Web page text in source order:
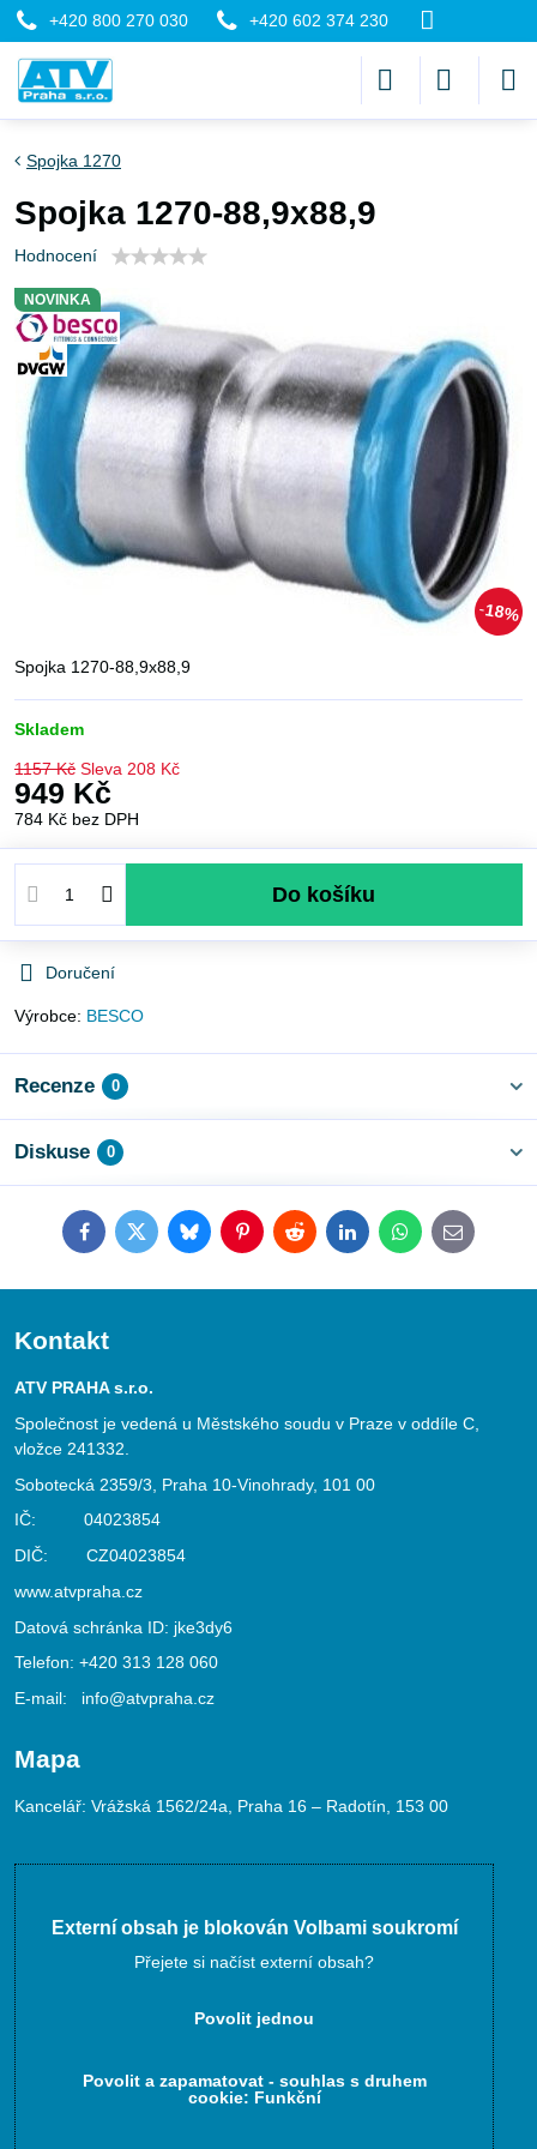
+420 800 270 030 +420 602 374 230
NOVINKA
18%
Spojka 1270
Spojka 1270-88,9x88,9
Hodnocení
Spojka 1270-88,9x88,9
Skladem
1157 Kč Sleva 208 Kč
949 Kč
784 Kč bez DPH
Do košíku
Doručení
Výrobce: BESCO
Recenze 0
Diskuse 0
FacebookTwitterBlueskyPinterestRedditLinkedInWhatsApp
E-
mail
Kontakt
ATV PRAHA s.r.o.
Společnost je vedená u Městského soudu v Praze v oddíle C,
vložce 241332.
Sobotecká 2359/3, Praha 10-Vinohrady, 101 00
IČ: 04023854
DIČ: CZ04023854
www.atvpraha.cz
Datová schránka ID: jke3dy6
Telefon: +420 313 128 060
E-mail: info@atvpraha.cz
Mapa
Kancelář: Vrážská 1562/24a, Praha 16 – Radotín, 153 00
Externí obsah je blokován Volbami soukromí
Přejete si načíst externí obsah?
Povolit jednou
Povolit a zapamatovat - souhlas s druhem
cookie: Funkční